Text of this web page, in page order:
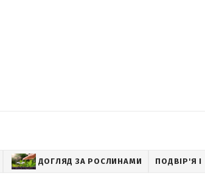
ДОГЛЯД ЗА РОСЛИНАМИ ПОДВІР'Я І